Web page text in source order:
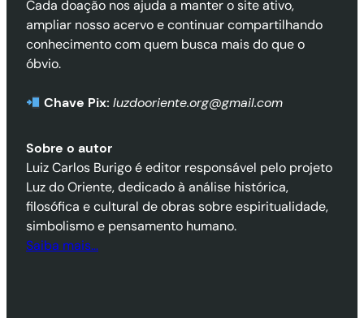
Cada doação nos ajuda a manter o site ativo,
ampliar nosso acervo e continuar compartilhando
conhecimento com quem busca mais do que o
óbvio.
Chave Pix: luzdooriente.org@gmail.com
Sobre o autor
Luiz Carlos Burigo é editor responsável pelo projeto
Luz do Oriente, dedicado à análise histórica,
filosófica e cultural de obras sobre espiritualidade,
simbolismo e pensamento humano.
Saiba mais…